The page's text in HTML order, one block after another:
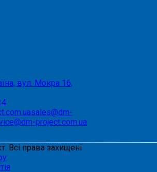
вул. Мокра 16,
sales@dm-
project.com.ua
Всі права захищені